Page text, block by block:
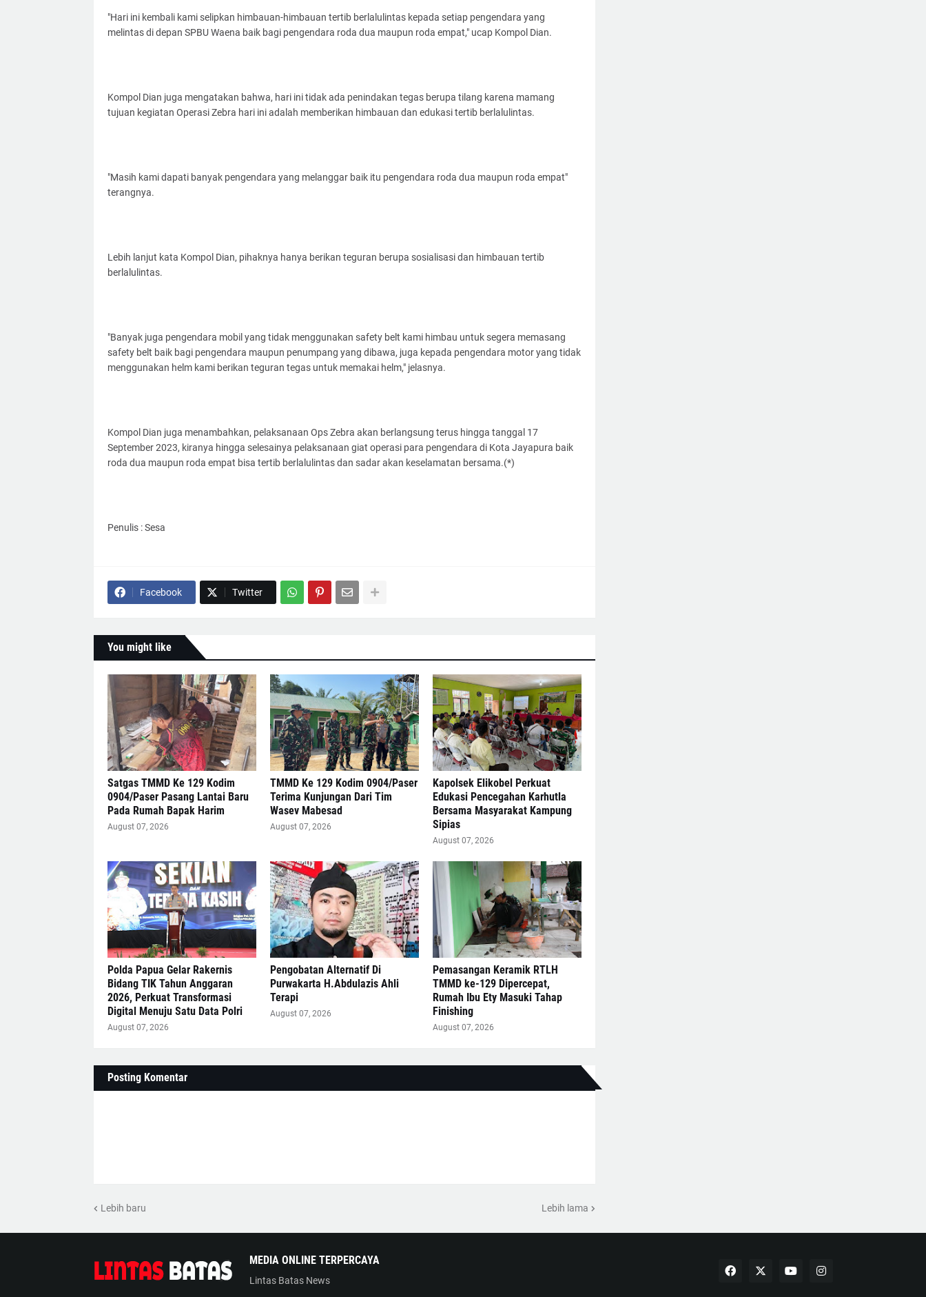
"Hari ini kembali kami selipkan himbauan-himbauan tertib berlalulintas kepada setiap pengendara yang
melintas di depan SPBU Waena baik bagi pengendara roda dua maupun roda empat," ucap Kompol Dian.
Kompol Dian juga mengatakan bahwa, hari ini tidak ada penindakan tegas berupa tilang karena mamang
tujuan kegiatan Operasi Zebra hari ini adalah memberikan himbauan dan edukasi tertib berlalulintas.
"Masih kami dapati banyak pengendara yang melanggar baik itu pengendara roda dua maupun roda empat"
terangnya.
Lebih lanjut kata Kompol Dian, pihaknya hanya berikan teguran berupa sosialisasi dan himbauan tertib
berlalulintas.
"Banyak juga pengendara mobil yang tidak menggunakan safety belt kami himbau untuk segera memasang
safety belt baik bagi pengendara maupun penumpang yang dibawa, juga kepada pengendara motor yang tidak
menggunakan helm kami berikan teguran tegas untuk memakai helm," jelasnya.
Kompol Dian juga menambahkan, pelaksanaan Ops Zebra akan berlangsung terus hingga tanggal 17
September 2023, kiranya hingga selesainya pelaksanaan giat operasi para pengendara di Kota Jayapura baik
roda dua maupun roda empat bisa tertib berlalulintas dan sadar akan keselamatan bersama.(*)
Penulis : Sesa
Facebook Twitter
You might like
Satgas TMMD Ke 129 Kodim
0904/Paser Pasang Lantai Baru
Pada Rumah Bapak Harim
August 07, 2026
TMMD Ke 129 Kodim 0904/Paser
Terima Kunjungan Dari Tim
Wasev Mabesad
August 07, 2026
Kapolsek Elikobel Perkuat
Edukasi Pencegahan Karhutla
Bersama Masyarakat Kampung
Sipias
August 07, 2026
Polda Papua Gelar Rakernis
Bidang TIK Tahun Anggaran
2026, Perkuat Transformasi
Digital Menuju Satu Data Polri
August 07, 2026
Pengobatan Alternatif Di
Purwakarta H.Abdulazis Ahli
Terapi
August 07, 2026
Pemasangan Keramik RTLH
TMMD ke-129 Dipercepat,
Rumah Ibu Ety Masuki Tahap
Finishing
August 07, 2026
Posting Komentar
Lebih baru Lebih lama
MEDIA ONLINE TERPERCAYA
Lintas Batas News